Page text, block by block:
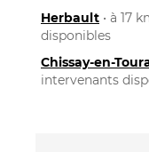
Herbault • à 17
disponibles
Chissay-en-
intervenants